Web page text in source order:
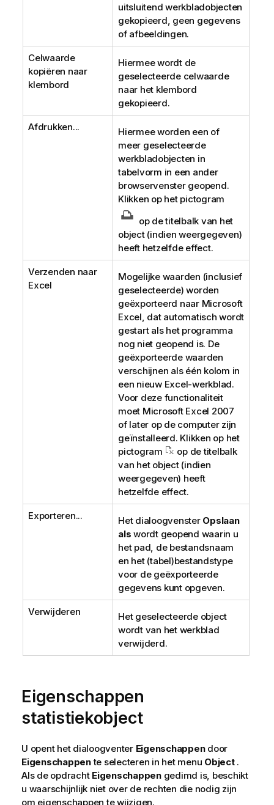
uitsluitend werkbladobjecten
gekopieerd, geen gegevens
of afbeeldingen.
Celwaarde
kopiëren naar
klembord
Hiermee wordt de
geselecteerde celwaarde
naar het klembord
gekopieerd.
Afdrukken...
Hiermee worden een of
meer geselecteerde
werkbladobjecten in
tabelvorm in een ander
browservenster geopend.
Klikken op het pictogram
op de titelbalk van het
object (indien weergegeven)
heeft hetzelfde effect.
Verzenden naar
Excel
Mogelijke waarden (inclusief
geselecteerde) worden
geëxporteerd naar Microsoft
Excel, dat automatisch wordt
gestart als het programma
nog niet geopend is. De
geëxporteerde waarden
verschijnen als één kolom in
een nieuw Excel-werkblad.
Voor deze functionaliteit
moet Microsoft Excel 2007
of later op de computer zijn
geïnstalleerd. Klikken op het
pictogram
op de titelbalk
van het object (indien
weergegeven) heeft
hetzelfde effect.
Exporteren... Het dialoogvenster Opslaan
als wordt geopend waarin u
het pad, de bestandsnaam
en het (tabel)bestandstype
voor de geëxporteerde
gegevens kunt opgeven.
Verwijderen
Het geselecteerde object
wordt van het werkblad
verwijderd.
Eigenschappen
statistiekobject
U opent het dialoogventer Eigenschappendoor
Eigenschappente selecteren in het menu Object.
Als de opdracht Eigenschappengedimd is, beschikt
u waarschijnlijk niet over de rechten die nodig zijn
om eigenschappen te wijzigen.